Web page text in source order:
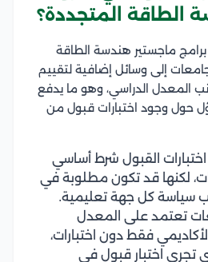
الطاقة المتجددة؟
ماجستير هندسة الطاقة
إلى وسائل إضافية لتقييم
المعدل الدراسي، وهو ما يدفع
حول وجود اختبارات قبول من
القبول شرط أساسي
لكنها قد تكون مطلوبة في
سياسة كل جهة تعليمية.
تعتمد على المعدل
فقط دون اختبارات،
تجري اختبار قبول في